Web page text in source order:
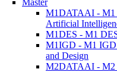
Master
M1DATAAI - M1
Artificial
M1DES - M1
M1IGD - M1 IGD
and Design
M2DATAAI - M2